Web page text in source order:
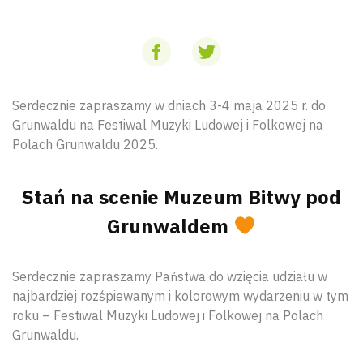
Serdecznie zapraszamy w dniach 3-4 maja 2025 r. do
Grunwaldu na Festiwal Muzyki Ludowej i Folkowej na
Polach Grunwaldu 2025.
Stań na scenie Muzeum Bitwy pod
Grunwaldem
Serdecznie zapraszamy Państwa do wzięcia udziału w
najbardziej rozśpiewanym i kolorowym wydarzeniu w tym
roku – Festiwal Muzyki Ludowej i Folkowej na Polach
Grunwaldu.